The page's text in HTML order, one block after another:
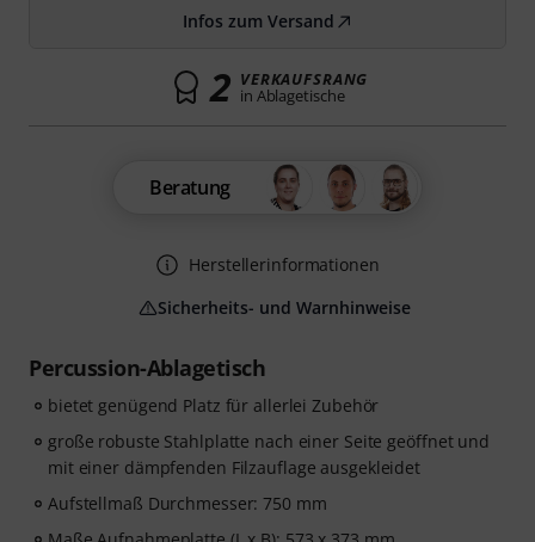
Percussion-Ablagetisch
bietet genügend Platz für allerlei Zubehör
große robuste Stahlplatte nach einer Seite geöffnet und
mit einer dämpfenden Filzauflage ausgekleidet
Aufstellmaß Durchmesser: 750 mm
Infos zum Versand
2 VERKAUFSRANG
in Ablagetische
Beratung
Herstellerinformationen
Sicherheits- und Warnhinweise